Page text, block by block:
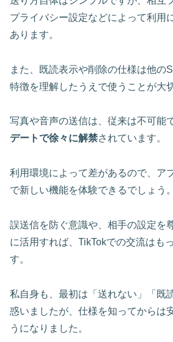
プライバシー設定などによって利用
あります。
また、既読表示や削除の仕様は他の
特徴を理解したうえで使うことが大
写真や音声の送信は、従来は不可能
デートで徐々に解禁されています。
利用環境によって差があるので、ア
で新しい機能を体験できるでしょう。
誤送信を防ぐ意識や、相手の設定を
に活用すれば、TikTokでの交流はも
す。
私自身も、最初は「送れない」「既
惑いましたが、仕様を知ってからは
うになりました。